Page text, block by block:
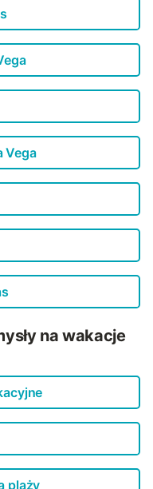
Vega
na wakacje
plaży